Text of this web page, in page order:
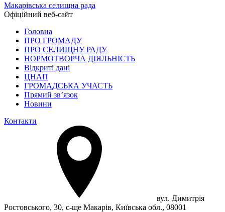
Макарівська селищна рада
Офіційний веб-сайт
Головна
ПРО ГРОМАДУ
ПРО СЕЛИЩНУ РАДУ
НОРМОТВОРЧА ДІЯЛЬНІСТЬ
Відкриті дані
ЦНАП
ГРОМАДСЬКА УЧАСТЬ
Прямий зв’язок
Новини
Контакти
вул. Димитрія
Ростовського, 30, с-ще Макарів, Київська обл., 08001